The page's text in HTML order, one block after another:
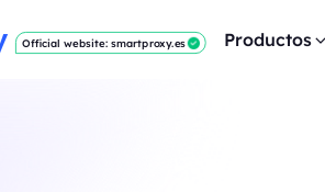
Official website: smartproxy.es Productos